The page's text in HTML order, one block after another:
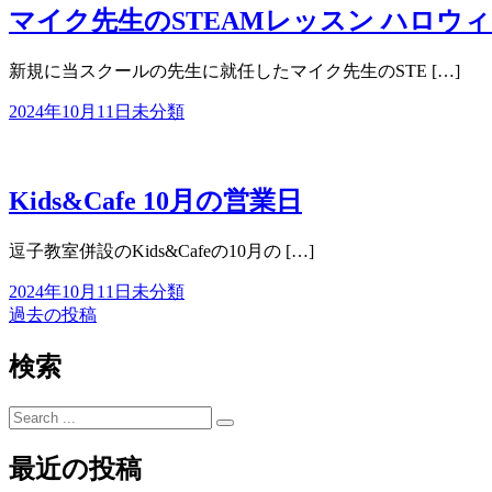
マイク先生のSTEAMレッスン ハロウ
新規に当スクールの先生に就任したマイク先生のSTE […]
2024年10月11日 未分類
Kids&Cafe 10月の営業日
逗子教室併設のKids&Cafeの10月の […]
2024年10月11日 未分類
投
稿
ビ
ゲ
過去の投稿
検索
Search
for:
最近の投稿